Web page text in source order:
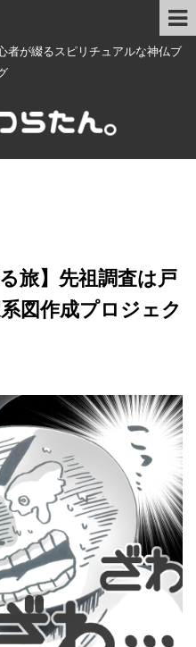
者が綴るスピリチュアルな神仏ブ
旅】先祖調査は戸
図作成プロジェク